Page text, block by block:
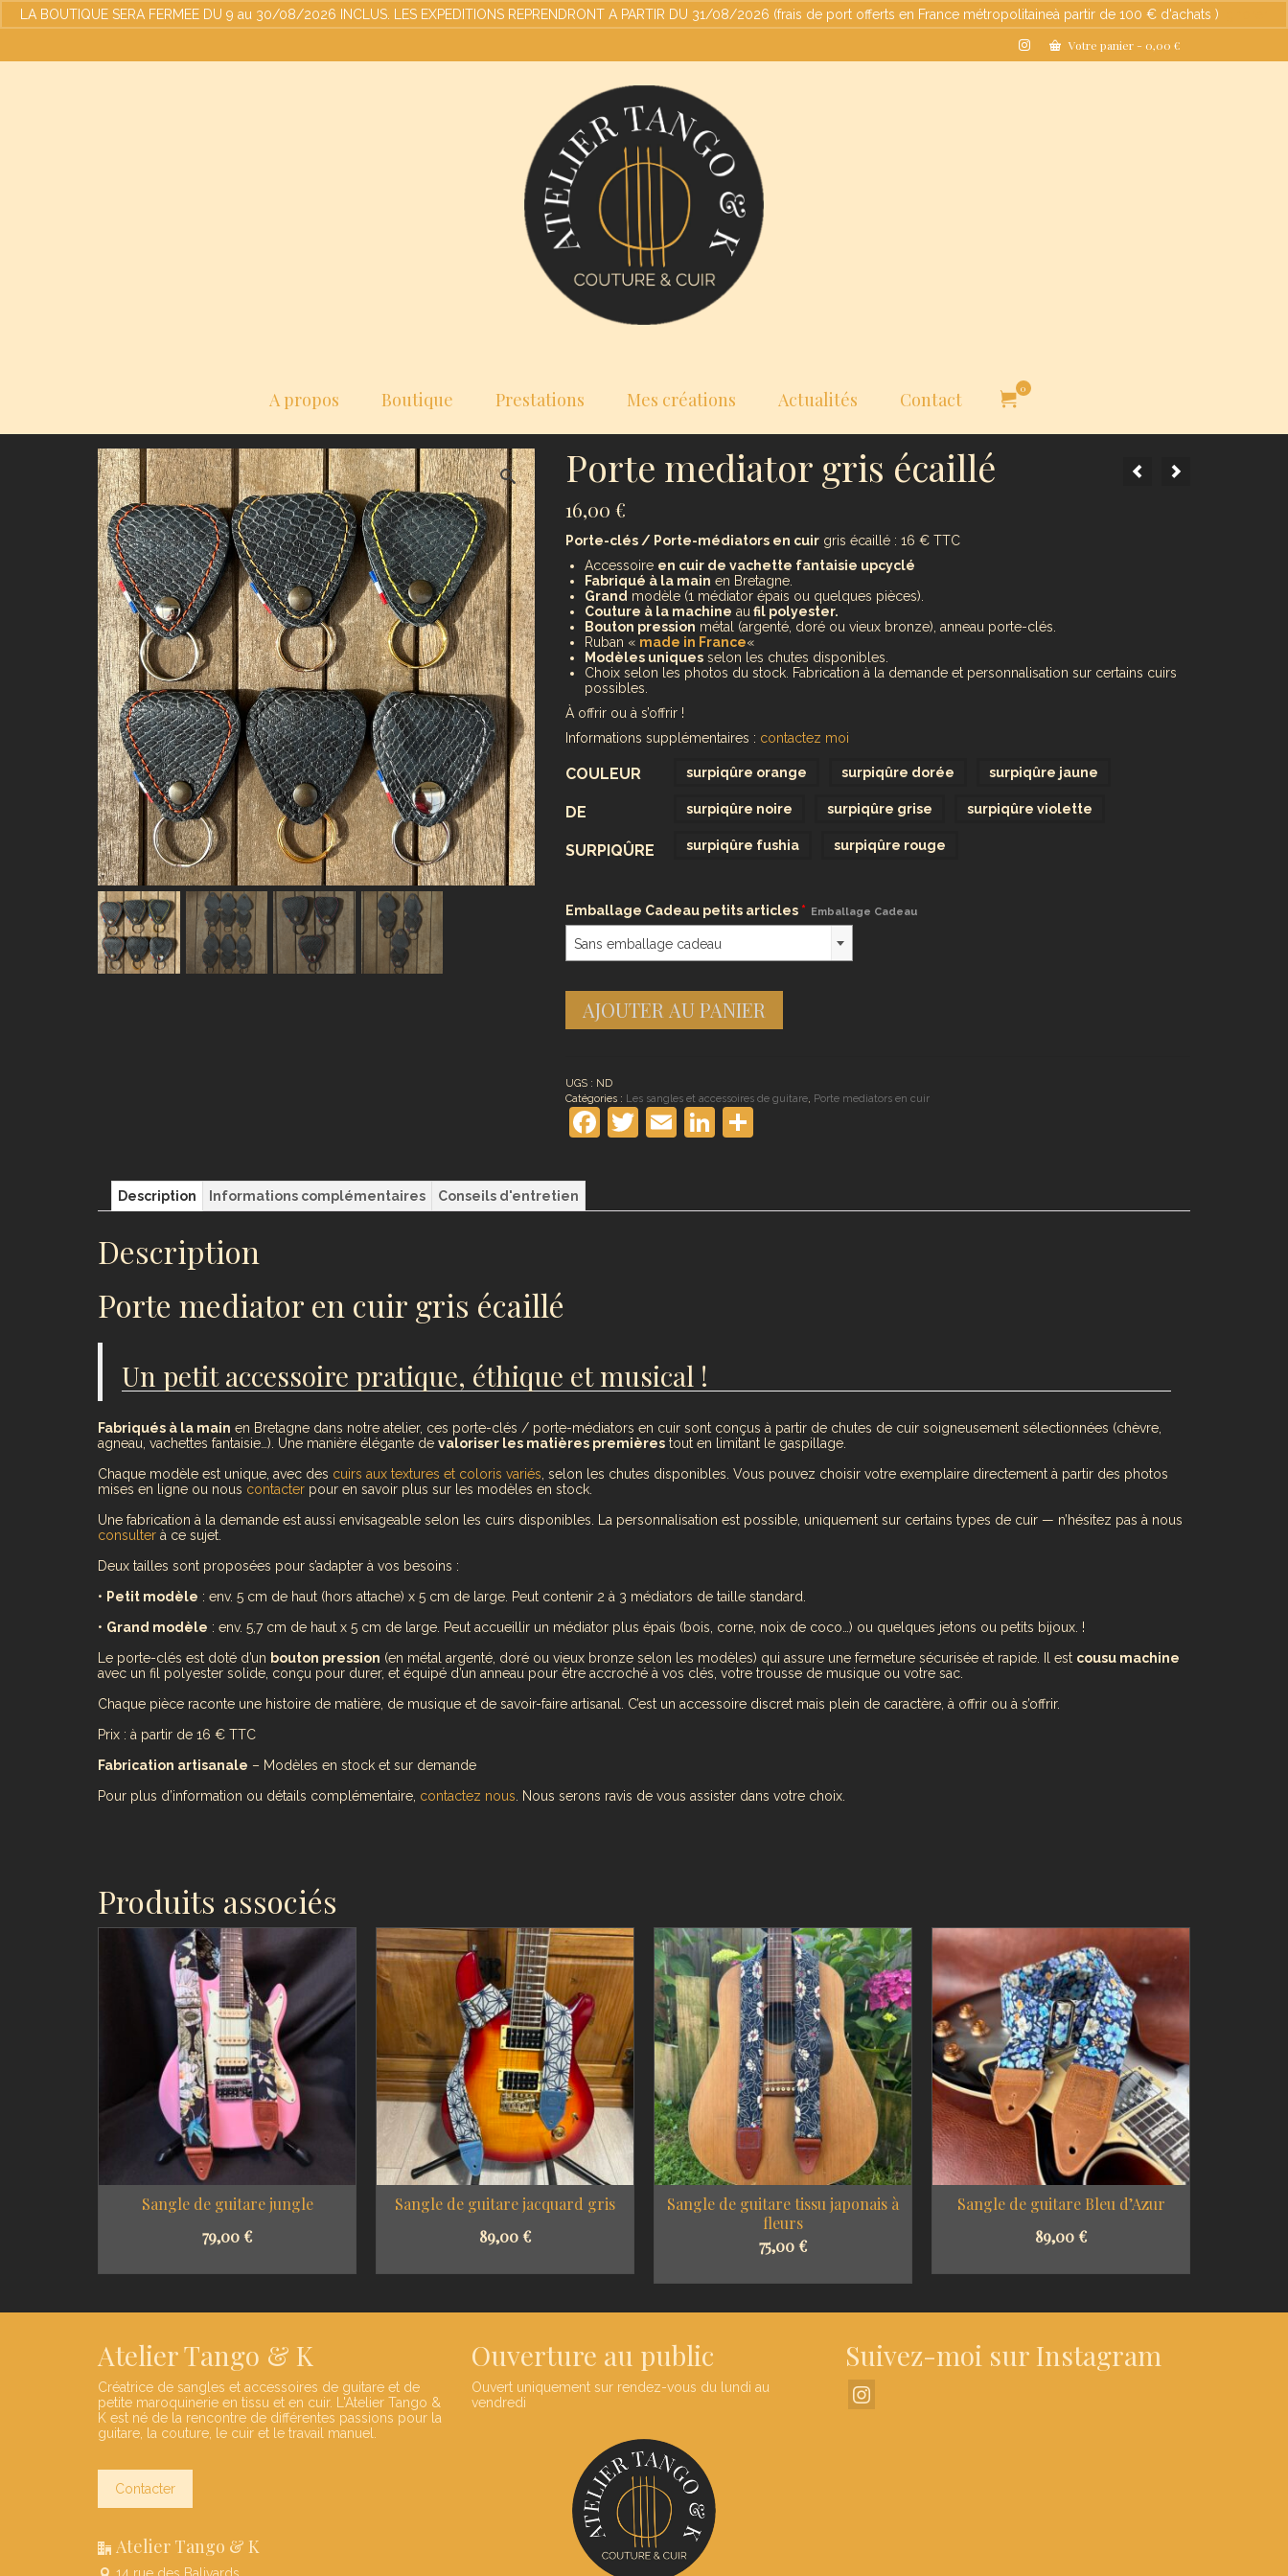
LA BOUTIQUE SERA FERMEE DU 9 au 30/08/2026 INCLUS. LES EXPEDITIONS REPRENDRONT A PARTIR DU 31/08/2026 (frais de port offerts en France métropolitaineà partir de 100 € d'achats )
Votre panier - 0,00 €
A propos Boutique Prestations Mes créations Actualités Contact 0
Porte mediator gris écaillé
16,00 €
Porte-clés / Porte-médiators en cuirgris écaillé : 16 € TTC
Accessoire en cuir de vachette fantaisie upcyclé
Fabriqué à la main en Bretagne.
Grand modèle (1 médiator épais ou quelques pièces).
Couture à la machine au fil polyester.
Bouton pression métal (argenté, doré ou vieux bronze), anneau porte-clés.
Ruban « made in France«
Modèles uniquesselon les chutes disponibles.
Choix selon les photos du stock. Fabrication à la demande et personnalisation sur certains cuirs
possibles.
À offrir ou à s’offrir !
Informations supplémentaires : contactez moi
COULEUR
DE
SURPIQÛRE
surpiqûre orange surpiqûre dorée surpiqûre jaune
surpiqûre noire surpiqûre grise surpiqûre violette
surpiqûre fushia surpiqûre rouge
Emballage Cadeau petits articles* Emballage Cadeau
Sans emballage cadeau
AJOUTER AU PANIER
UGS : ND
Catégories : Les sangles et accessoires de guitare, Porte mediators en cuir
Facebook
Twitter
EmailLinkedIn
Partager
Description Informations complémentaires Conseils d'entretien
Description
Porte mediator en cuir gris écaillé
Un petit accessoire pratique, éthique et musical !
Fabriqués à la main en Bretagne dans notre atelier, ces porte-clés / porte-médiators en cuir sont conçus à partir de chutes de cuir soigneusement sélectionnées (chèvre,
agneau, vachettes fantaisie…). Une manière élégante de valoriser les matières premières tout en limitant le gaspillage.
Chaque modèle est unique, avec des cuirs aux textures et coloris variés , selon les chutes disponibles. Vous pouvez choisir votre exemplaire directement à partir des photos
mises en ligne ou nous contacter pour en savoir plus sur les modèles en stock.
Une fabrication à la demande est aussi envisageable selon les cuirs disponibles. La personnalisation est possible, uniquement sur certains types de cuir — n’hésitez pas à nous
consulter à ce sujet.
Deux tailles sont proposées pour s’adapter à vos besoins :
• Petit modèle : env. 5 cm de haut (hors attache) x 5 cm de large. Peut contenir 2 à 3 médiators de taille standard.
• Grand modèle : env. 5,7 cm de haut x 5 cm de large. Peut accueillir un médiator plus épais (bois, corne, noix de coco…) ou quelques jetons ou petits bijoux. !
Le porte-clés est doté d’un bouton pression (en métal argenté, doré ou vieux bronze selon les modèles) qui assure une fermeture sécurisée et rapide. Il est cousu machine
avec un fil polyester solide, conçu pour durer, et équipé d’un anneau pour être accroché à vos clés, votre trousse de musique ou votre sac.
Chaque pièce raconte une histoire de matière, de musique et de savoir-faire artisanal. C’est un accessoire discret mais plein de caractère, à offrir ou à s’offrir.
Prix : à partir de 16 € TTC
Fabrication artisanale – Modèles en stock et sur demande
Pour plus d’information ou détails complémentaire, contactez nous . Nous serons ravis de vous assister dans votre choix.
Produits associés
Sangle de guitare jungle
79,00 €
Sangle de guitare jacquard gris
89,00 €
Sangle de guitare tissu japonais à
fleurs
75,00 €
Sangle de guitare Bleu d’Azur
89,00 €
Atelier Tango & K
Créatrice de sangles et accessoires de guitare et de
petite maroquinerie en tissu et en cuir. L'Atelier Tango &
K est né de la rencontre de différentes passions pour la
guitare, la couture, le cuir et le travail manuel.
Contacter
Atelier Tango & K
14 rue des Balivards
Ouverture au public
Ouvert uniquement sur rendez-vous du lundi au
vendredi
Suivez-moi sur Instagram